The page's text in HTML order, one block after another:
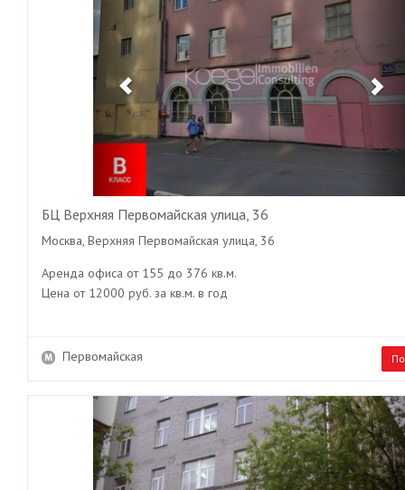
БЦ Верхняя Первомайская улица, 36
Москва, Верхняя Первомайская улица, 36
Аренда офиса от 155 до 376 кв.м.
Цена от 12000 руб. за кв.м. в год
Первомайская
Previous